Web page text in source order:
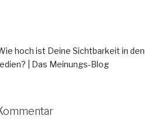
hoch ist Deine Sichtbarkeit in den
| Das Meinungs-Blog